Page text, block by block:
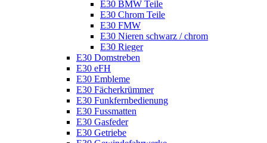
E30 BMW Teile
E30 Chrom Teile
E30 FMW
E30 Nieren schwarz / chrom
E30 Rieger
E30 Domstreben
E30 eFH
E30 Embleme
E30 Fächerkrümmer
E30 Funkfernbedienung
E30 Fussmatten
E30 Gasfeder
E30 Getriebe